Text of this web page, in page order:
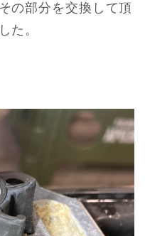
の部分を交換して頂
た。